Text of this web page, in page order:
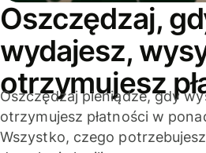
Oszczędzaj,
wydajesz,
otrzymujesz
Oszczędzaj pieniądze, gdy
otrzymujesz płatności w
Wszystko, czego